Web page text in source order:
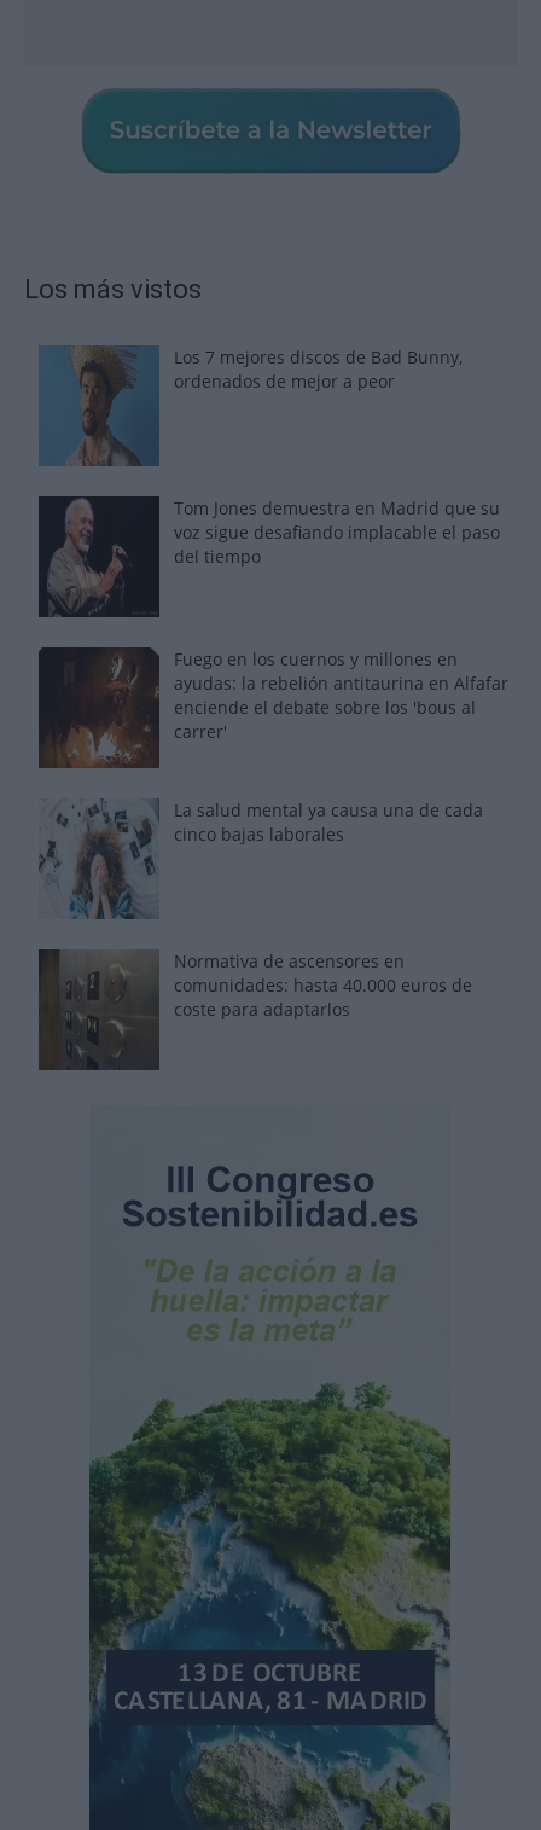
Los más vistos
Los 7 mejores discos de Bad Bunny,
ordenados de mejor a peor
Tom Jones demuestra en Madrid que su
voz sigue desafiando implacable el paso
del tiempo
Fuego en los cuernos y millones en
ayudas: la rebelión antitaurina en Alfafar
enciende el debate sobre los 'bous al
carrer'
La salud mental ya causa una de cada
cinco bajas laborales
Normativa de ascensores en
comunidades: hasta 40.000 euros de
coste para adaptarlos